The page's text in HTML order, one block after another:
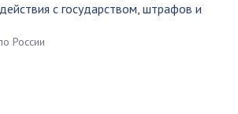
с государством, штрафов и
России